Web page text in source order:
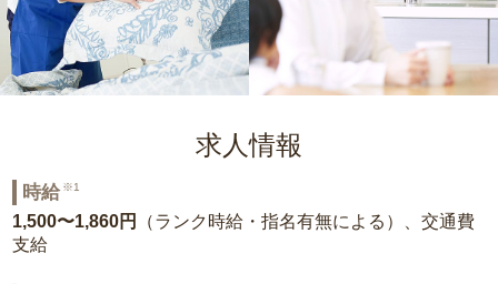
求人情報
時給 ※1
1,500〜1,860円
（ランク時給・指名有無による）、交通費
支給